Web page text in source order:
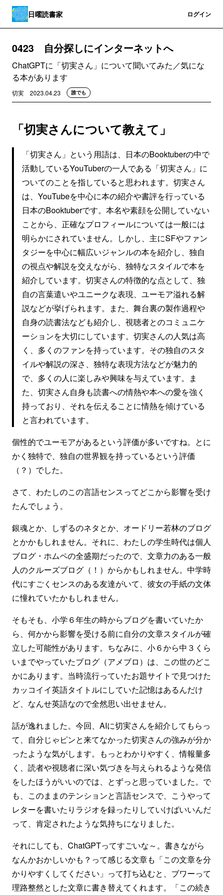
日曜読書家 ログイン
0423 自分探しにインターネットへ
ChatGPTに「切実さん」について聞いてみた／気にな
る本があります
切実 2023.04.23 誰でも
「切実さんについて教えて」
「切実さん」という用語は、日本のBooktuberの中で
活動しているYouTuberの一人である「切実さん」に
ついてのことを指していると思われます。切実さん
は、YouTubeを中心に本の紹介や書評を行っている
日本のBooktuberです。本名や素顔を公開していない
ことから、正確なプロフィールについては一般には
明らかにされていません。しかし、主にSFやファン
タジーを中心に幅広いジャンルの本を紹介し、独自
の視点や解説を交えながら、独特なスタイルで本を
紹介しています。切実さんの特徴的な点として、独
自の言葉遣いやユニークな表現、ユーモア溢れる解
説などが挙げられます。また、舞台裏の製作過程や
自身の読書法なども紹介し、視聴者とのコミュニケ
ーションを大切にしています。切実さんの人気は高
く、多くのファンを持っています。その独自のスタ
イルや解説の深さ、独特な表現方法などが魅力的
で、多くの人に楽しみや興味を与えています。ま
た、切実さん自身も読書への情熱や本への愛を強く
持っており、それを伝えることに情熱を傾けている
と言われています。
個性的でユーモアがあるという評価が多いですね。とに
かく独特で、独自の世界観を持っているという評価
（？）でした。
さて、わたしのこの言語センスってどこから影響を受け
たんでしょう。
銀魂とか、しずるのネタとか、オードリー若林のブログ
とかかもしれません。それに、わたしの学生時代は個人
ブログ・ホムペの全盛期だったので、文章力のある一般
人のクルーズブログ（！）からかもしれません。中学時
代にすごくセンスのある友達がいて、彼女の手紙の文体
に憧れていたかもしれません。
そもそも、小学６年生の時からブログを書いていたか
ら、何かから影響を受ける前に自分の文章スタイルが確
立した可能性があります。ちなみに、小６から中３くら
いまでやっていたブログ（アメブロ）は、この世のどこ
かにあります。当時流行っていたお題サイトで見つけた
カッコイイ英語タイトルにしていた記憶はあるんだけ
ど、なんせ英語なので全然思い出せません。
話が逸れました。今回、AIに切実さんを紹介してもらっ
て、自分じゃピンと来てなかった切実さんの強みが分か
ったような気がします。もっとわかりやすく、情報量多
く、読者や視聴者に深い気づきを与えられるような発信
をしたほうがいいのでは、とずっと思っていました。で
も、このままのテンションと言語センスで、こうやって
レターを書いたりラジオを録ったりしていけばいいんだ
って、肯定されたような気持ちになりました。
それにしても、ChatGPTってすごいな～。書きながら
なんかおかしいかも？って感じる文章も「この文章を分
かりやすくしてください」って打ち込むと、ブワーって
理路整然とした文章に書き替えてくれます。「この続き